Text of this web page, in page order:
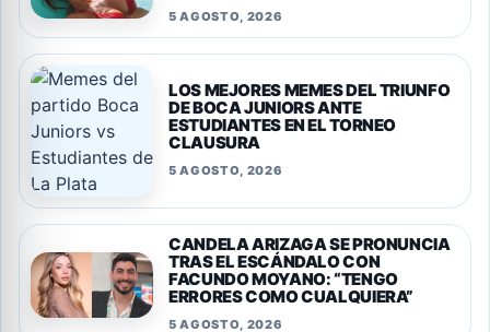
5 AGOSTO, 2026
LOS MEJORES MEMES DEL TRIUNFO
DE BOCA JUNIORS ANTE
ESTUDIANTES EN EL TORNEO
CLAUSURA
5 AGOSTO, 2026
CANDELA ARIZAGA SE PRONUNCIA
TRAS EL ESCÁNDALO CON
FACUNDO MOYANO: “TENGO
ERRORES COMO CUALQUIERA”
5 AGOSTO, 2026